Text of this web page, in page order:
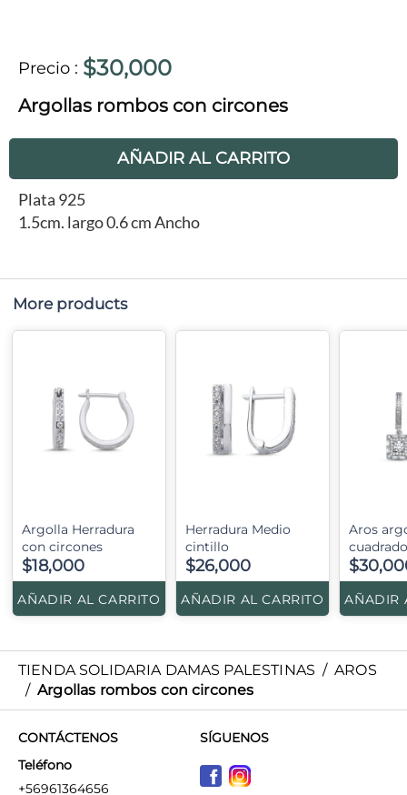
Precio : $30,000
Argollas rombos con circones
AÑADIR AL CARRITO
Plata 925
1.5cm. largo 0.6 cm Ancho
More products
Argolla Herradura
con circones
$18,000
AÑADIR AL CARRITO
Herradura Medio
cintillo
$26,000
AÑADIR AL CARRITO
Aros
AÑADIR
TIENDA SOLIDARIA DAMAS PALESTINAS / AROS
/ Argollas rombos con circones
CONTÁCTENOS
Teléfono
+56961364656
SÍGUENOS